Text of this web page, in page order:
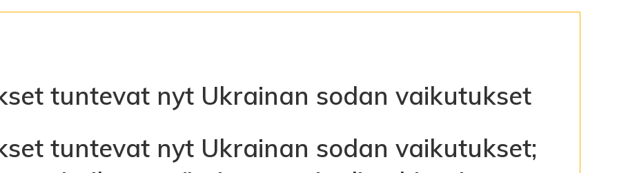
tuntevat nyt Ukrainan sodan vaikutukset
tuntevat nyt Ukrainan sodan vaikutukset;